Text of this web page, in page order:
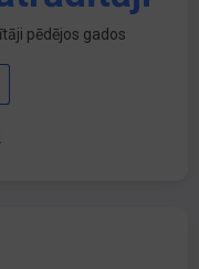
pēdējos gados